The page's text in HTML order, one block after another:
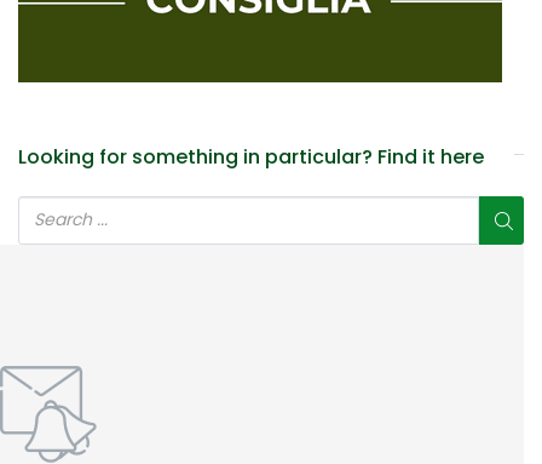
Looking for something in particular? Find it here